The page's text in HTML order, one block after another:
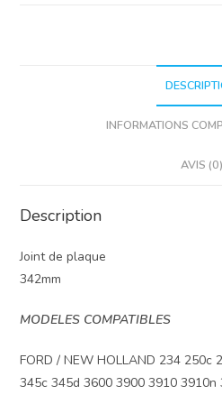
INFORMATIONS
AVIS (0)
Description
Joint de plaque
342mm
MODELES COMPATIBLES
FORD / NEW HOLLAND 234 250c
345c 345d 3600 3900 3910